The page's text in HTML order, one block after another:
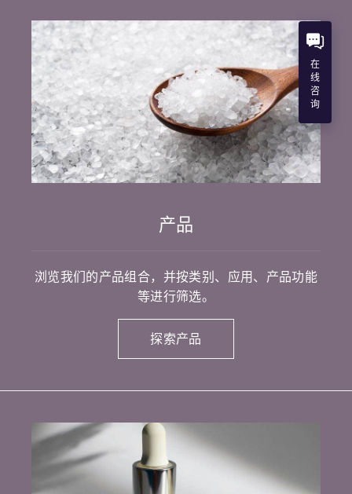
产品
浏览我们的产品组合，并按类别、应用、产品功能
等进行筛选。
探索产品
在
线
咨
询